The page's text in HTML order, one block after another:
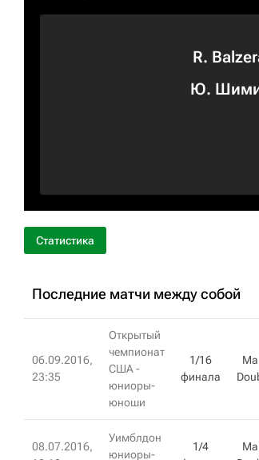
R.
Ю.
Статистика
Последние матчи между собой
06.09.2016,
23:35
Открытый
чемпионат
США -
юниоры-
юноши
1/16
финала
08.07.2016,
Уимблдон
юниоры-
1/4